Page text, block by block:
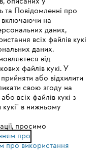
дані Cookies
nicht unterstützen. Für
wir Ihnen, zu
та Повідомленні про
включаючи на
даних,
всіх файлів кукі
даних.
від
файлів кукі. У
або відхилити
свою згоду на
всіх файлів кукі з
в нижньому
просимо
про
про використання